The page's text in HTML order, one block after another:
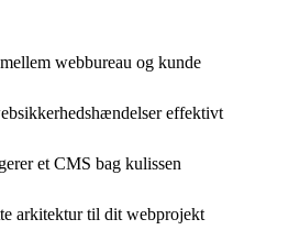
webbureau og kunde
effektivt
et CMS bag kulissen
arkitektur til dit webprojekt